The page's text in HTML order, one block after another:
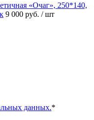
«Очаг», 250*140,
9 000 руб. / шт
данных.*